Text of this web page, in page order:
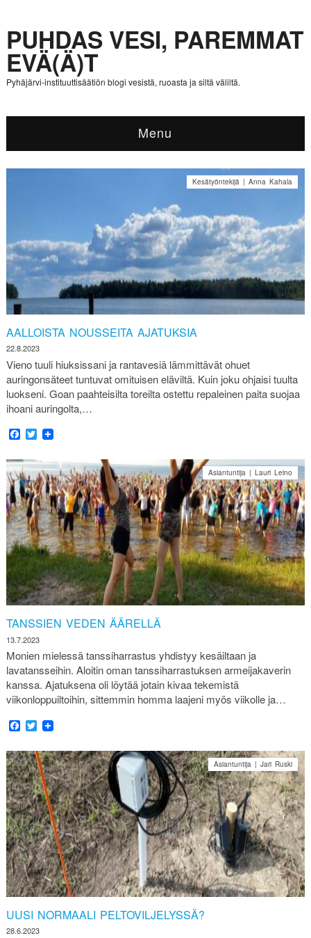
PUHDAS VESI, PAREMMAT
EVÄ(Ä)T
Pyhäjärvi-instituuttisäätiön blogi vesistä, ruoasta ja siltä väliltä.
Menu
AALLOISTA NOUSSEITA AJATUKSIA
22.8.2023
Kesätyöntekijä | Anna Kahala
Vieno tuuli hiuksissani ja rantavesiä lämmittävät ohuet
auringonsäteet tuntuvat omituisen eläviltä. Kuin joku ohjaisi tuulta
luokseni. Goan paahteisilta toreilta ostettu repaleinen paita suojaa
ihoani auringolta,…
Facebook
Twitter
TANSSIEN VEDEN ÄÄRELLÄ
13.7.2023
Asiantuntija | Lauri Leino
Monien mielessä tanssiharrastus yhdistyy kesäiltaan ja
lavatansseihin. Aloitin oman tanssiharrastuksen armeijakaverin
kanssa. Ajatuksena oli löytää jotain kivaa tekemistä
viikonloppuiltoihin, sittemmin homma laajeni myös viikolle ja…
Facebook
Twitter
UUSI NORMAALI PELTOVILJELYSSÄ?
28.6.2023
Asiantuntija | Jari Ruski